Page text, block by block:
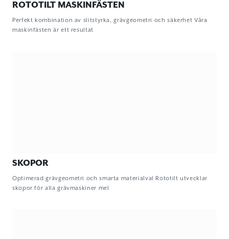
ROTOTILT MASKINFÄSTEN
Perfekt kombination av slitstyrka, grävgeometri och säkerhet Våra
maskinfästen är ett resultat
SKOPOR
Optimerad grävgeometri och smarta materialval Rototilt utvecklar
skopor för alla grävmaskiner mel